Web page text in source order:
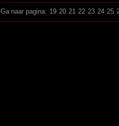
Ga naar pagina: 19 20 21 22 23 24 25